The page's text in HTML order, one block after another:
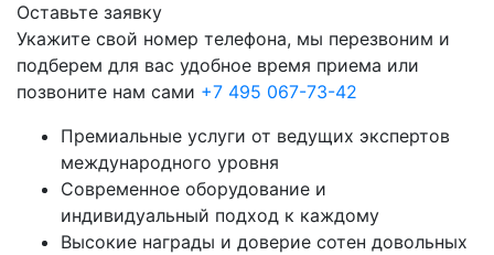
Оставьте заявку
Укажите свой номер телефона, мы перезвоним и
подберем для вас удобное время приема или
позвоните нам сами +7 495 067-73-42
Премиальные услуги от ведущих экспертов
международного уровня
Современное оборудование и
индивидуальный подход к каждому
Высокие награды и доверие сотен довольных